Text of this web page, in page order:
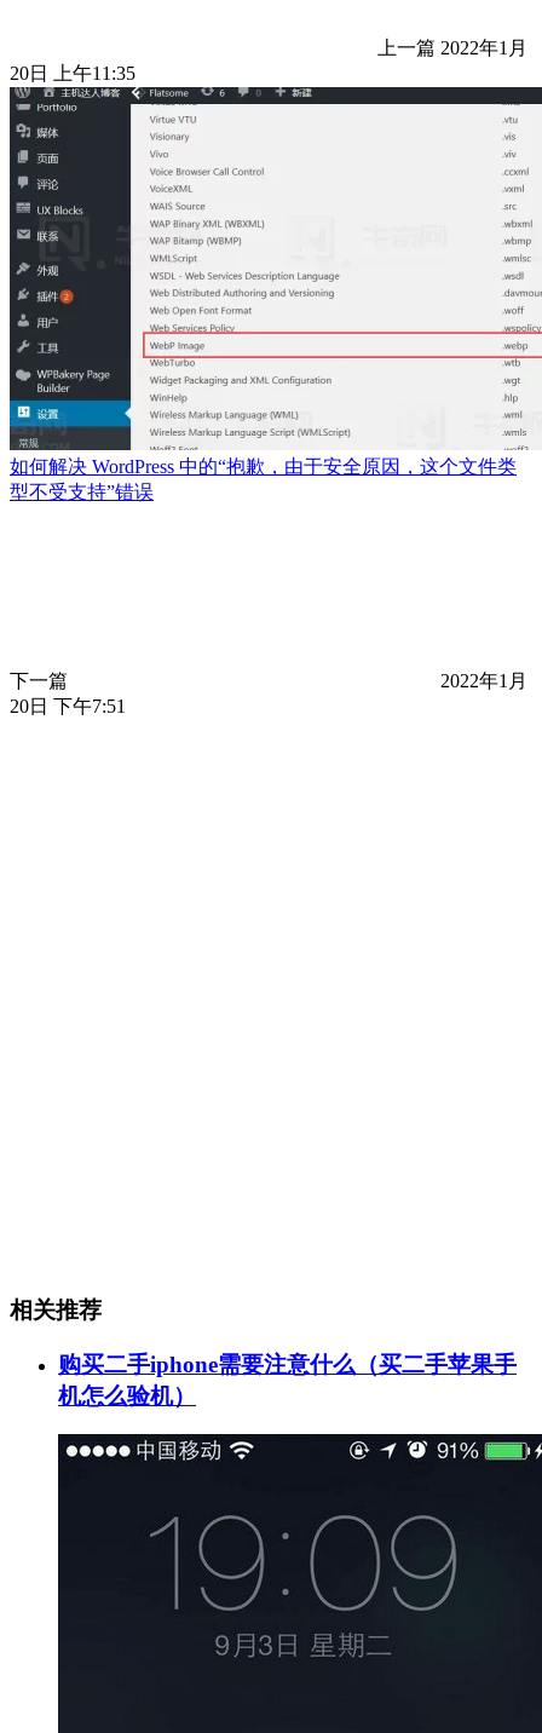
上一篇 2022年1月
20日 上午11:35
如何解决 WordPress 中的“抱歉，由于安全原因，这个文件类
型不受支持”错误
下一篇
2022年1月
20日 下午7:51
相关推荐
购买二手iphone需要注意什么（买二手苹果手
机怎么验机）